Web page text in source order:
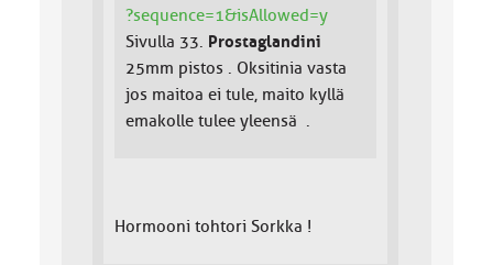
?sequence=1&isAllowed=y
Sivulla 33. Prostaglandini
25mm pistos . Oksitinia vasta
jos maitoa ei tule, maito kyllä
emakolle tulee yleensä .
Hormooni tohtori Sorkka !